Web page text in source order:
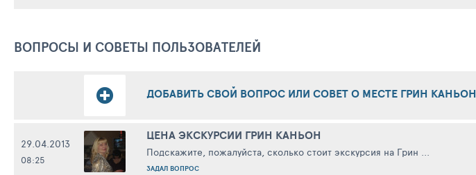
ВОПРОСЫ И СОВЕТЫ ПОЛЬЗОВАТЕЛЕЙ
ДОБАВИТЬ СВОЙ ВОПРОС ИЛИ СОВЕТ О МЕСТЕ ГРИН КАНЬОН
29.04.2013
08:25
ЦЕНА ЭКСКУРСИИ ГРИН КАНЬОН
Подскажите, пожалуйста, сколько стоит экскурсия на Грин ...
ЗАДАЛ ВОПРОС